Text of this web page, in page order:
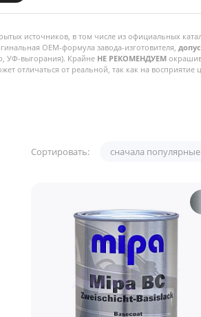
источников, в том числе из официальных
OEM-формула завода-изготовителя,
УФ-выгорания). Крайне НЕ РЕКОМЕНДУЕМ
отличаться от реальной, так как на
Сортировать: сначала популярные